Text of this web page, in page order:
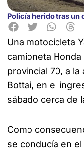
Policía herido tras un
Una motocicleta
camioneta
provincial 70, a la
Bottai, en el
sábado cerca de
Como
se conducía en